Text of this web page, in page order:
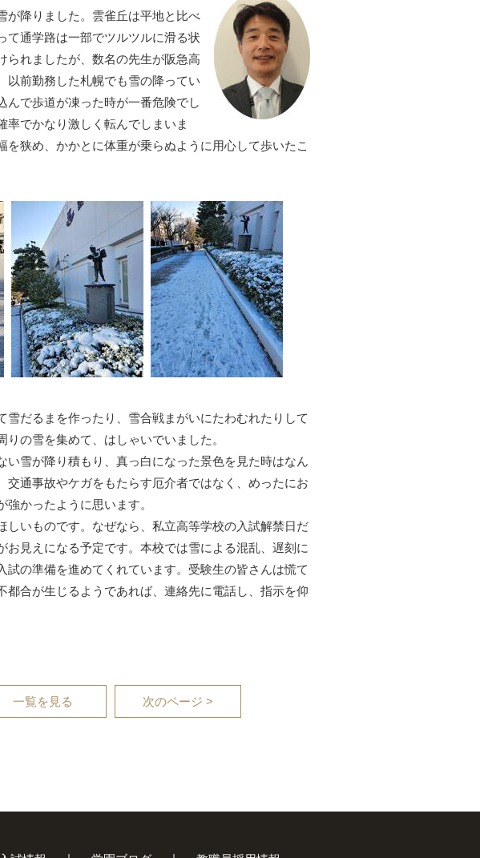
降りました。雲雀丘は平地と比べ
て通学路は一部でツルツルに滑る状
られましたが、数名の先生が阪急高
以前勤務した札幌でも雪の降ってい
んで歩道が凍った時が一番危険でし
率でかなり激しく転んでしまいま
狭め、かかとに体重が乗らぬように用心して歩いたこ
だるまを作ったり、雪合戦まがいにたわむれたりして
の雪を集めて、はしゃいでいました。
雪が降り積もり、真っ白になった景色を見た時はなん
交通事故やケガをもたらす厄介者ではなく、めったにお
かったように思います。
いものです。なぜなら、私立高等学校の入試解禁日だ
見えになる予定です。本校では雪による混乱、遅刻に
試の準備を進めてくれています。受験生の皆さんは慌て
合が生じるようであれば、連絡先に電話し、指示を仰
一覧を見る 次のページ >